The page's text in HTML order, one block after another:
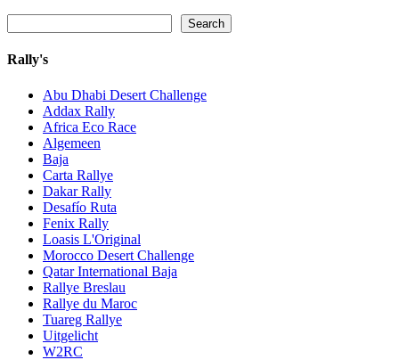
Search
Rally's
Abu Dhabi Desert Challenge
Addax Rally
Africa Eco Race
Algemeen
Baja
Carta Rallye
Dakar Rally
Desafío Ruta
Fenix Rally
Loasis L'Original
Morocco Desert Challenge
Qatar International Baja
Rallye Breslau
Rallye du Maroc
Tuareg Rallye
Uitgelicht
W2RC